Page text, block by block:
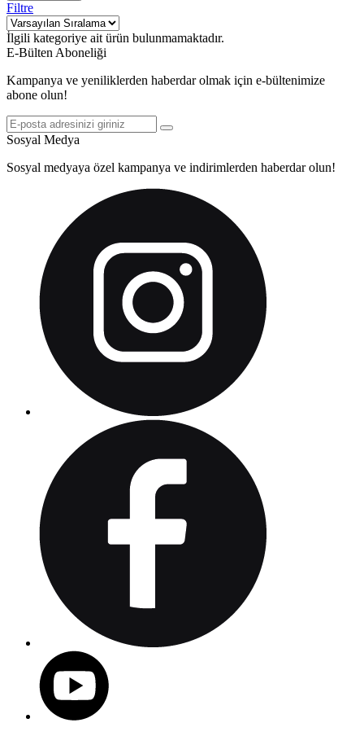
Filtre
İlgili kategoriye ait ürün bulunmamaktadır.
E-Bülten Aboneliği
Kampanya ve yeniliklerden haberdar olmak için e-bültenimize
abone olun!
Sosyal Medya
Sosyal medyaya özel kampanya ve indirimlerden haberdar olun!